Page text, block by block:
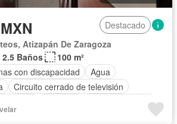
Destacado
Atizapán De Zaragoza
2.5 Baños
100 m²
con discapacidad
Agua
Circuito cerrado de televisión
Estacionamiento
con closet